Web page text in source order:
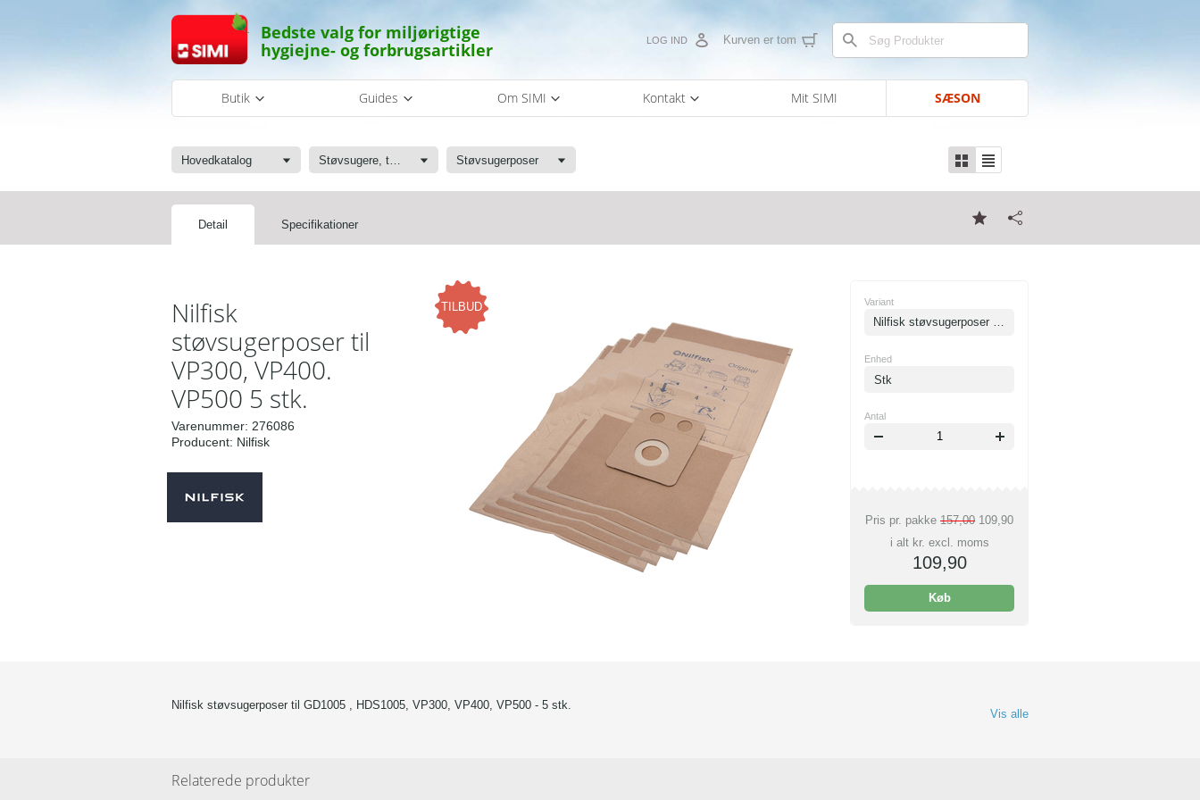
Bedste valg for miljørigtige
hygiejne- og forbrugsartikler
Kurven er tom
LOG IND
Butik Guides Om SIMI Kontakt Mit SIMI SÆSON
Hovedkatalog Støvsugere, tæpperenser, poser og tilbehør Støvsugerposer
Detail Specifikationer
Nilfisk
støvsugerposer til
VP300, VP400.
VP500 5 stk.
Varenummer: 276086
Producent: Nilfisk
TILBUD Variant
Nilfisk støvsugerposer til VP300, VP400. VP500 5 stk.
Enhed
Stk
Antal
Pris pr. pakke 157,00 109,90
i alt kr. excl. moms
109,90
Køb
Vis alle
Nilfisk støvsugerposer til GD1005 , HDS1005, VP300, VP400, VP500 - 5 stk.
Relaterede produkter